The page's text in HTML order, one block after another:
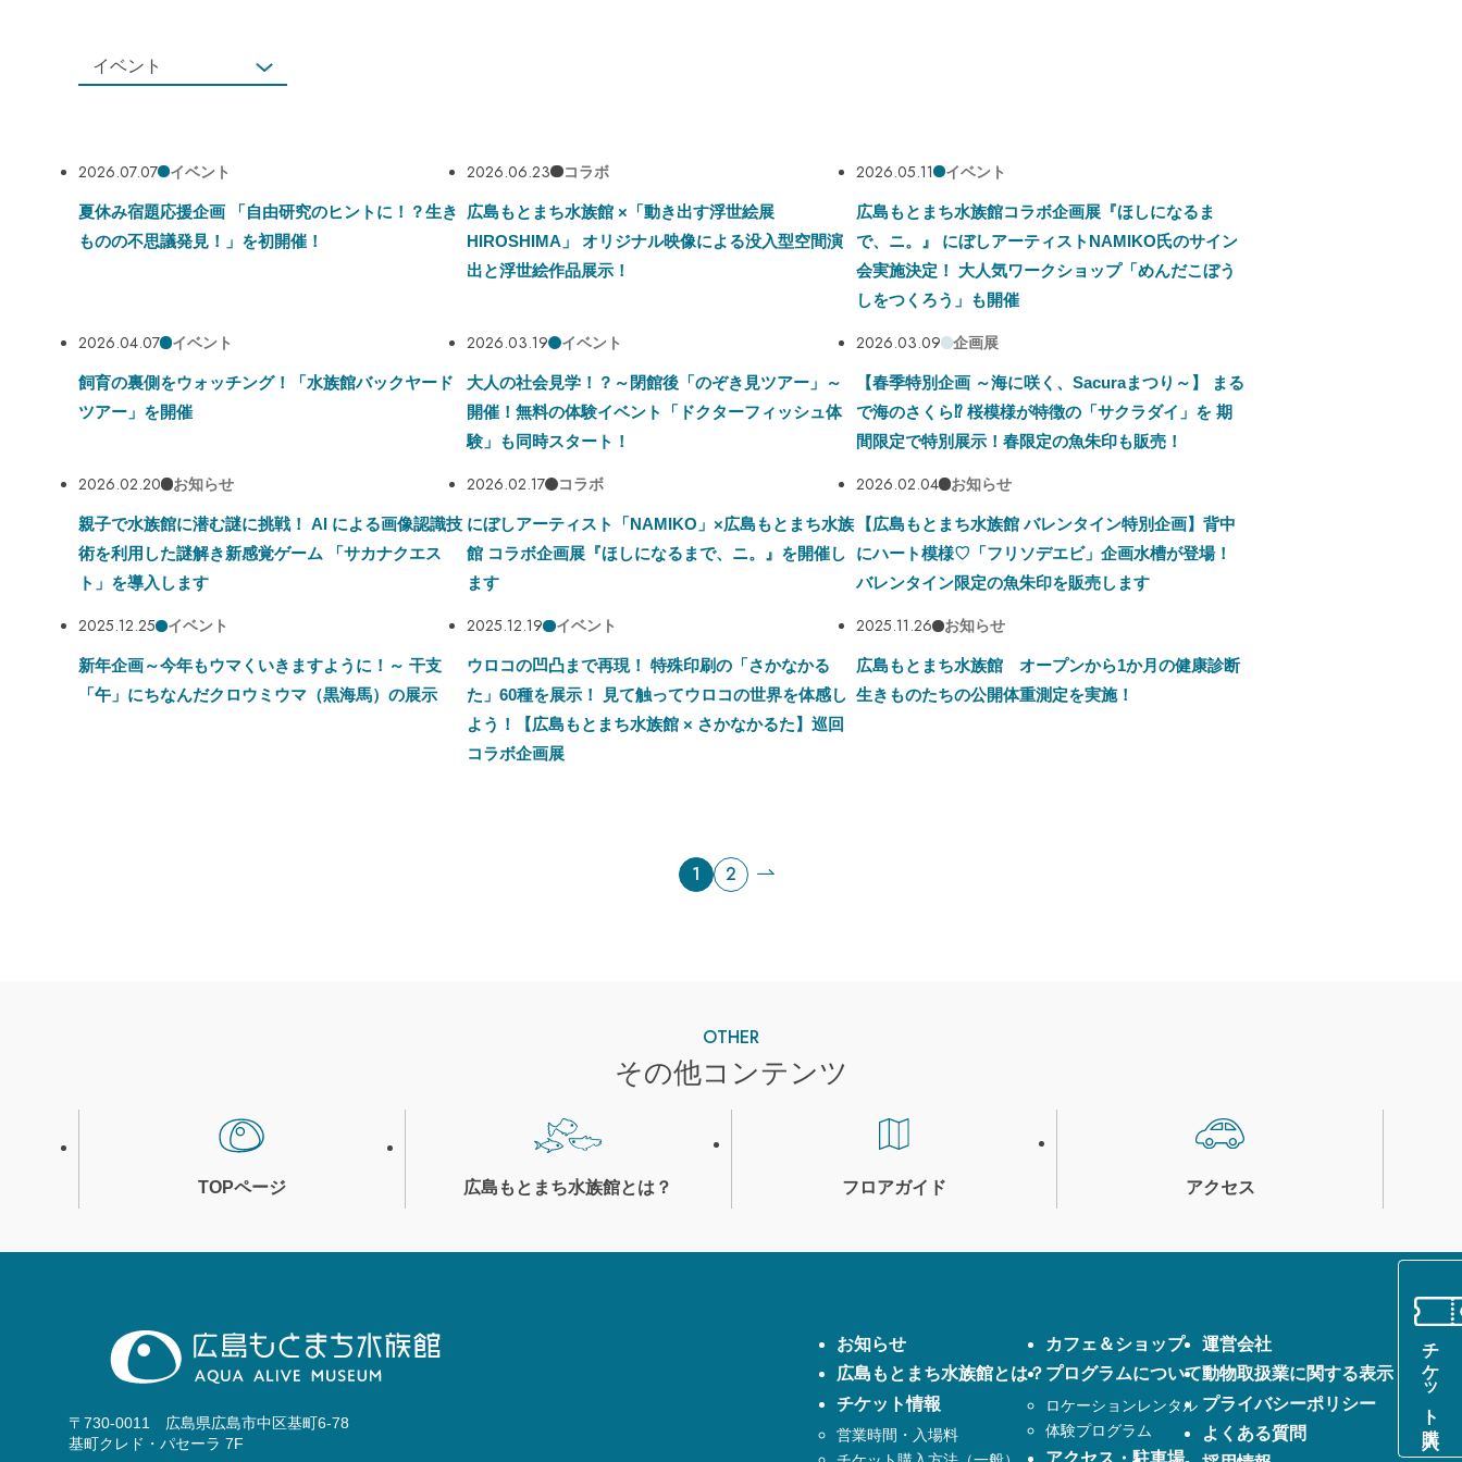
イベント
イベント
コラボ
企画展
2026.07.07 イベント
夏休み宿題応援企画 「自由研究のヒントに！？生き
ものの不思議発見！」を初開催！
2026.06.23 コラボ
広島もとまち水族館 ×「動き出す浮世絵展
HIROSHIMA」 オリジナル映像による没入型空間演
出と浮世絵作品展示！
2026.05.11 イベント
広島もとまち水族館コラボ企画展『ほしになるま
で、ニ。』 にぼしアーティストNAMIKO氏のサイン
会実施決定！ 大人気ワークショップ「めんだこぼう
しをつくろう」も開催
2026.04.07 イベント
飼育の裏側をウォッチング！「水族館バックヤード
ツアー」を開催
2026.03.19 イベント
大人の社会見学！？～閉館後「のぞき見ツアー」～
開催！無料の体験イベント「ドクターフィッシュ体
験」も同時スタート！
2026.03.09 企画展
【春季特別企画 ～海に咲く、Sacuraまつり～】 まる
で海のさくら⁉ 桜模様が特徴の「サクラダイ」を 期
間限定で特別展示！春限定の魚朱印も販売！
2026.02.20 お知らせ
親子で水族館に潜む謎に挑戦！ AI による画像認識技
術を利用した謎解き新感覚ゲーム 「サカナクエス
ト」を導入します
2026.02.17 コラボ
にぼしアーティスト「NAMIKO」×広島もとまち水族
館 コラボ企画展『ほしになるまで、ニ。』を開催し
ます
2026.02.04 お知らせ
【広島もとまち水族館 バレンタイン特別企画】背中
にハート模様♡「フリソデエビ」企画水槽が登場！
バレンタイン限定の魚朱印を販売します
2025.12.25 イベント
新年企画～今年もウマくいきますように！～ 干支
「午」にちなんだクロウミウマ（黒海馬）の展示
2025.12.19 イベント
ウロコの凹凸まで再現！ 特殊印刷の「さかなかる
た」60種を展示！ 見て触ってウロコの世界を体感し
よう！【広島もとまち水族館 × さかなかるた】巡回
コラボ企画展
2025.11.26 お知らせ
広島もとまち水族館 オープンから1か月の健康診断
生きものたちの公開体重測定を実施！
1 2
OTHER
その他コンテンツ
TOPページ 広島もとまち水族館とは？ フロアガイド アクセス
〒730-0011 広島県広島市中区基町6-78
基町クレド・パセーラ 7F
お知らせ
広島もとまち水族館とは？
チケット情報
営業時間・入場料
カフェ＆ショップ
プログラムについて
ロケーションレンタル
体験プログラム
アクセス・駐車場
運営会社
動物取扱業に関する表示
プライバシーポリシー
よくある質問
チケット購入